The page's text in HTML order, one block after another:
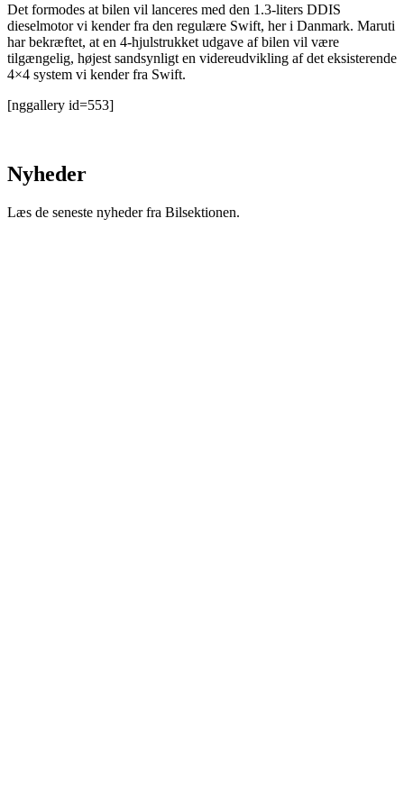
Det formodes at bilen vil lanceres med den 1.3-liters DDIS
dieselmotor vi kender fra den regulære Swift, her i Danmark. Maruti
har bekræftet, at en 4-hjulstrukket udgave af bilen vil være
tilgængelig, højest sandsynligt en videreudvikling af det eksisterende
4×4 system vi kender fra Swift.
[nggallery id=553]
Nyheder
Læs de seneste nyheder fra Bilsektionen.